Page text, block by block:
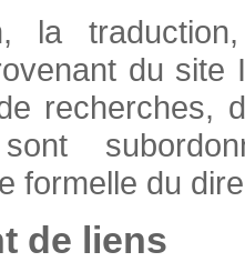
la
du
recherches,
sont
formelle du
de liens